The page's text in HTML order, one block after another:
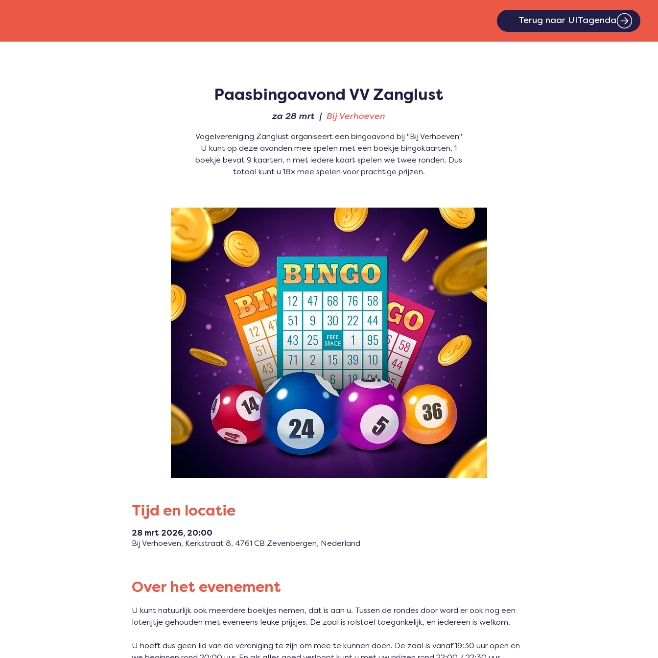
Terug naar UITagenda
Paasbingoavond VV Zanglust
za 28 mrt
  |
Bij Verhoeven
Vogelvereniging Zanglust organiseert een bingoavond bij "Bij Verhoeven"
U kunt op deze avonden mee spelen met een boekje bingokaarten, 1
boekje bevat 9 kaarten, n met iedere kaart spelen we twee ronden. Dus
totaal kunt u 18x mee spelen voor prachtige prijzen.
Tijd en locatie
28 mrt 2026, 20:00
Bij Verhoeven, Kerkstraat 8, 4761 CB Zevenbergen, Nederland
Over het evenement
U kunt natuurlijk ook meerdere boekjes nemen, dat is aan u. Tussen de rondes door word er ook nog een
loterijtje gehouden met eveneens leuke prijsjes. De zaal is rolstoel toegankelijk, en iedereen is welkom.
U hoeft dus geen lid van de vereniging te zijn om mee te kunnen doen. De zaal is vanaf 19:30 uur open en